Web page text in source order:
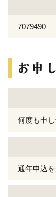
7079490
何度も申
通年申込を